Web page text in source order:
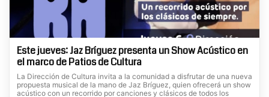
Este jueves: Jaz Bríguez presenta un Show Acústico en
el marco de Patios de Cultura
La Dirección de Cultura invita a la comunidad a disfrutar de una nueva
propuesta musical de la mano de Jaz Bríguez, quien ofrecerá un show
acústico con un recorrido por canciones y clásicos de todos los